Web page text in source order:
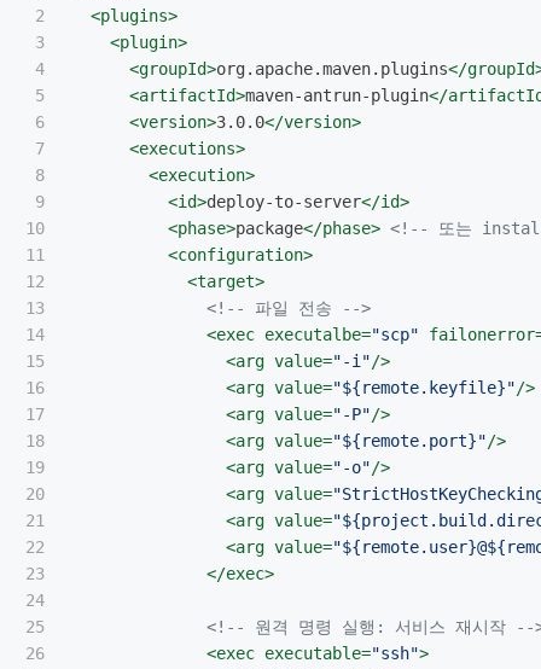
2
3
4
5
6
7
8
9
10
11
12
13
14
15
16
17
18
19
20
21
22
23
24
25
26
<plugins>
<plugin>
<groupId>org.apache.maven.plugins</
<artifactId>maven-antrun-plugin</
<version>3.0.0</version>
<executions>
<execution>
<id>deploy-to-server</id>
<phase>package</phase> <!-- 또는
<configuration>
<target>
<!-- 파일 전송 -->
<exec executalbe="scp"
<arg value="-i"/>
<arg value="${remote.keyfile}"/>
<arg value="-P"/>
<arg value="${remote.port}"/>
<arg value="-o"/>
<arg value=
<arg value=
<arg value=
</exec>
<!-- 원격 명령 실행: 서비스 재시작 --
<exec executable="ssh">